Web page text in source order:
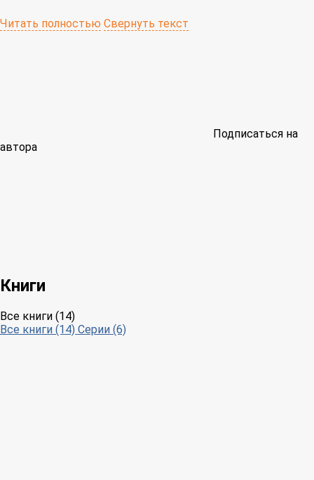
Читать полностью Свернуть текст
Подписаться на
автора
Книги
Все книги (14)
Все книги (14) Серии (6)